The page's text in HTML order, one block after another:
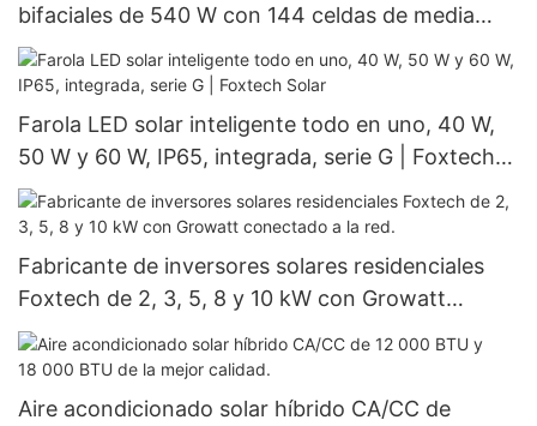
bifaciales de 540 W con 144 celdas de media
sección y alta eficiencia.
Farola LED solar inteligente todo en uno, 40 W,
50 W y 60 W, IP65, integrada, serie G | Foxtech
Solar
Fabricante de inversores solares residenciales
Foxtech de 2, 3, 5, 8 y 10 kW con Growatt
conectado a la red.
Aire acondicionado solar híbrido CA/CC de